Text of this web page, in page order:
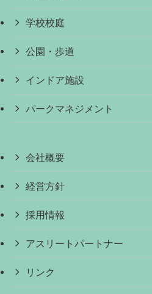
学校校庭
公園・歩道
インドア施設
パークマネジメント
会社概要
経営方針
採用情報
アスリートパートナー
リンク